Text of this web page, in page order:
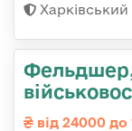
від 24000 до